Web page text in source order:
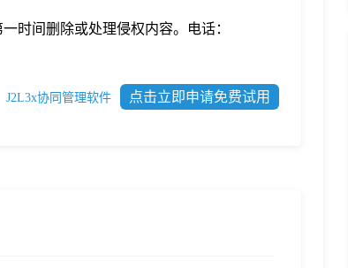
时间删除或处理侵权内容。电话：
J2L3x协同管理软件 点击立即申请免费试用